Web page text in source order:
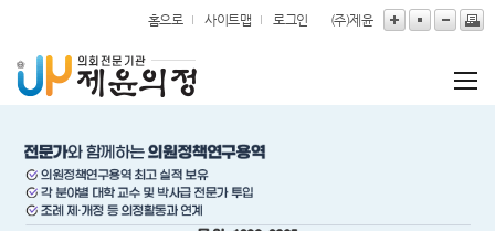
홈으로 사이트맵 로그인 (주)제윤